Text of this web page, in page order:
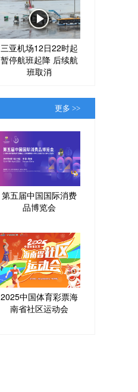
三亚机场12日22时起
暂停航班起降 后续航
班取消
更多 >>
第五届中国国际消费
品博览会
2025中国体育彩票海
南省社区运动会